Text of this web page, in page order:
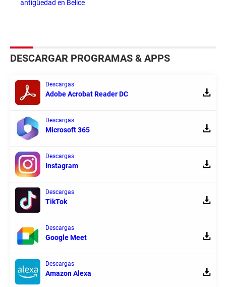
antigüedad en Belice
DESCARGAR PROGRAMAS & APPS
Descargas
Adobe Acrobat Reader DC
Descargas
Microsoft 365
Descargas
Instagram
Descargas
TikTok
Descargas
Google Meet
Descargas
Amazon Alexa